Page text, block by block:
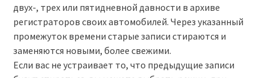
двух-, трех или пятидневной давности в архиве
регистраторов своих автомобилей. Через указанный
промежуток времени старые записи стираются и
заменяются новыми, более свежими.
Если вас не устраивает то, что предыдущие записи